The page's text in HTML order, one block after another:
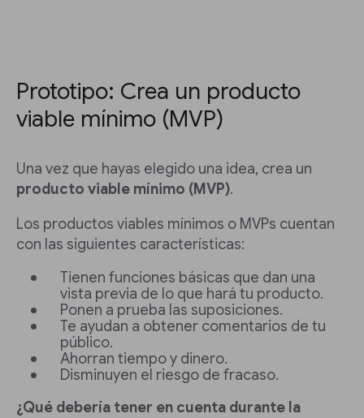
Prototipo: Crea un producto
viable mínimo (MVP)
Una vez que hayas elegido una idea, crea un
producto viable mínimo (MVP).
Los productos viables mínimos o MVPs cuentan
con las siguientes características:
Tienen funciones básicas que dan una
vista previa de lo que hará tu producto.
Ponen a prueba las suposiciones.
Te ayudan a obtener comentarios de tu
público.
Ahorran tiempo y dinero.
Disminuyen el riesgo de fracaso.
¿Qué debería tener en cuenta durante la